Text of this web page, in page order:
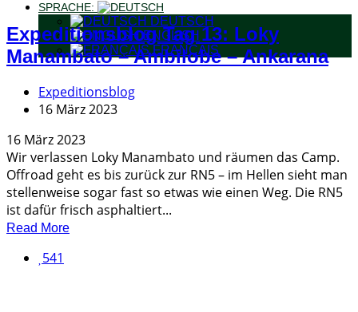
SPRACHE:
DEUTSCH
ENGLISH
FRANÇAIS
Expeditionsblog Tag 13: Loky
Manambato – Ambilobe – Ankarana
Expeditionsblog
16 März 2023
16 März 2023
Wir verlassen Loky Manambato und räumen das Camp.
Offroad geht es bis zurück zur RN5 – im Hellen sieht man
stellenweise sogar fast so etwas wie einen Weg. Die RN5
ist dafür frisch asphaltiert...
Read More
541